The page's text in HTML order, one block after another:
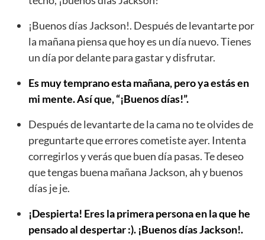
¡Buenos días Jackson!. Después de levantarte por
la mañana piensa que hoy es un día nuevo. Tienes
un día por delante para gastar y disfrutar.
Es muy temprano esta mañana, pero ya estás en
mi mente. Así que, “¡Buenos días!”.
Después de levantarte de la cama no te olvides de
preguntarte que errores cometiste ayer. Intenta
corregirlos y verás que buen día pasas. Te deseo
que tengas buena mañana Jackson, ah y buenos
días je je.
¡Despierta! Eres la primera persona en la que he
pensado al despertar :). ¡Buenos días Jackson!.